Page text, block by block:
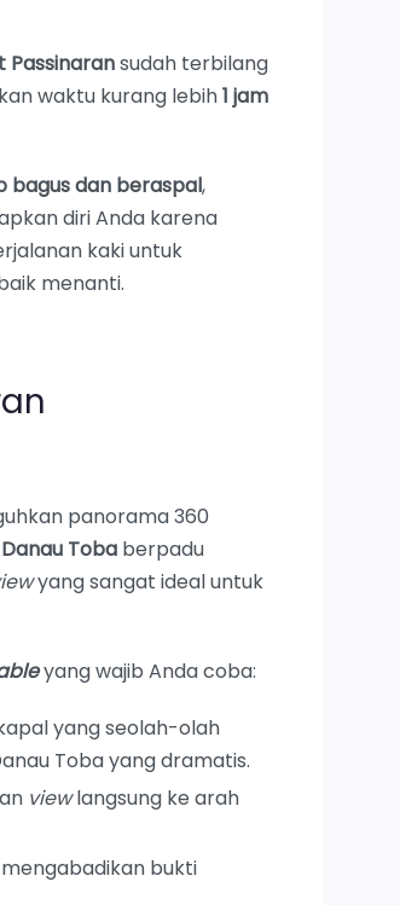
Passinaransudah terbilang
waktu kurang lebih1 jam
bagus dan beraspal,
diri Anda karena
kaki untuk
menanti.
panorama 360
Danau Toba berpadu
yang sangat ideal untuk
yang wajib Anda coba:
yang seolah-olah
Toba yang dramatis.
viewlangsung ke arah
bukti